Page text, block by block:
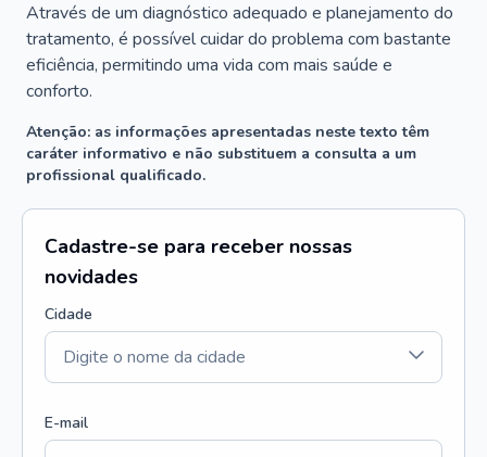
Através de um diagnóstico adequado e planejamento do
tratamento, é possível cuidar do problema com bastante
eficiência, permitindo uma vida com mais saúde e
conforto.
Atenção: as informações apresentadas neste texto têm
caráter informativo e não substituem a consulta a um
profissional qualificado.
Cadastre-se para receber nossas
novidades
Cidade
E-mail